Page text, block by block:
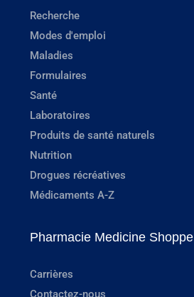
Recherche
Modes d'emploi
Maladies
Formulaires
Santé
Laboratoires
Produits de santé naturels
Nutrition
Drogues récréatives
Médicaments A-Z
Pharmacie Medicine Shoppe
Carrières
Contactez-nous